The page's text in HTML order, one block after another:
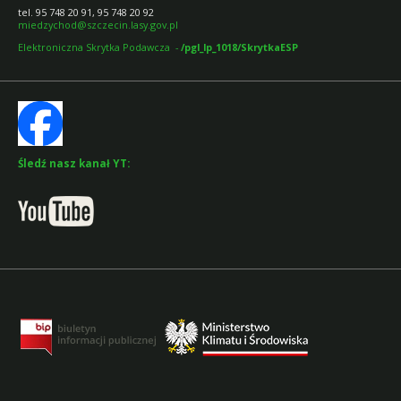
tel. 95 748 20 91, 95 748 20 92
miedzychod@szczecin.lasy.gov.pl
Elektroniczna Skrytka Podawcza - /pgl_lp_1018/SkrytkaESP
Śledź nasz kanał YT: